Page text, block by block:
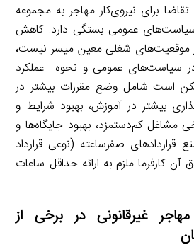
برای نیروی‌کار مهاجر به مجموعه
سیاست‌های عمومی بستگی دارد. کاهش
در موقعیت‌های شغلی معین میسر نیست،
در سیاست‌های عمومی و نحوه عملکرد
است شامل وضع مقررات بیشتر در
بیشتر در آموزش، بهبود شرایط و
مشاغل کم‌دستمزد، بهبود جایگاه‌ها و
صفرساعته (نوعی قرارداد
آن کارفرما ملزم به ارائه حداقل ساعات
غیرقانونی در برخی از